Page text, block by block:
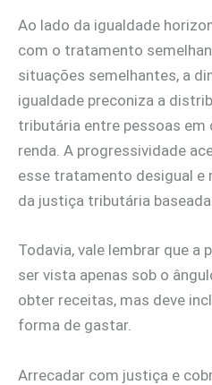
Ao lado da igualdade
com o tratamento
situações semelhantes, a
igualdade preconiza a
tributária entre pessoas
renda. A progressividade
esse tratamento desigual e
da justiça tributária
Todavia, vale lembrar que a
ser vista apenas sob o
obter receitas, mas deve
forma de gastar.
Arrecadar com justiça e